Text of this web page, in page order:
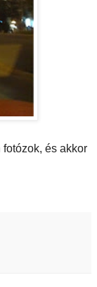
és akkor